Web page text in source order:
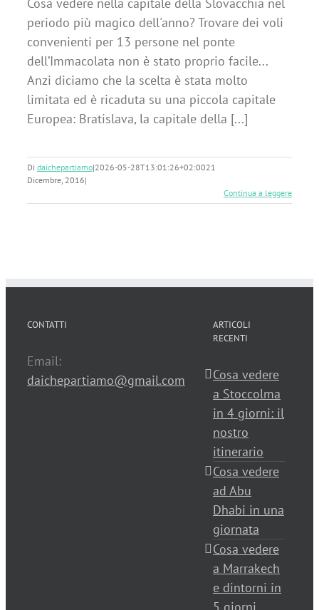
periodo più magico dell'anno? Trovare dei voli
convenienti per 13 persone nel ponte
dell’Immacolata non è stato proprio facile...
Anzi diciamo che la scelta è stata molto
limitata ed è ricaduta su una piccola capitale
Europea: Bratislava, la capitale della [...]
Di daichepartiamo|2026-05-28T13:01:26+02:0021
Dicembre, 2016|
Continua a leggere
CONTATTI
Email:
daichepartiamo@gmail.com
ARTICOLI
RECENTI
Cosa vedere
a Stoccolma
in 4 giorni: il
nostro
itinerario
Cosa vedere
ad Abu
Dhabi in una
giornata
Cosa vedere
a Marrakech
e dintorni in